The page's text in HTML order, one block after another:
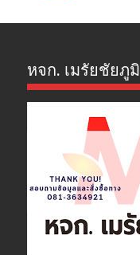
หจก. เมรัยชัยภูมิ